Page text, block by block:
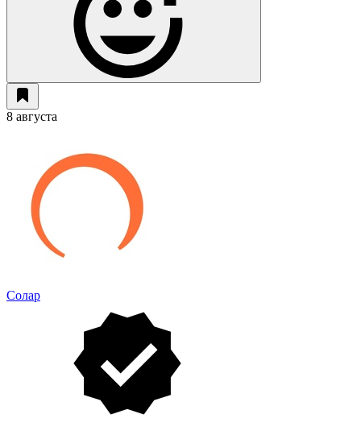
8 августа
Солар